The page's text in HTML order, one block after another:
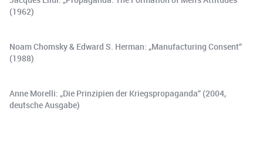
(1962)
Noam Chomsky & Edward S. Herman: „Manufacturing Consent“
(1988)
Anne Morelli: „Die Prinzipien der Kriegspropaganda“ (2004,
deutsche Ausgabe)